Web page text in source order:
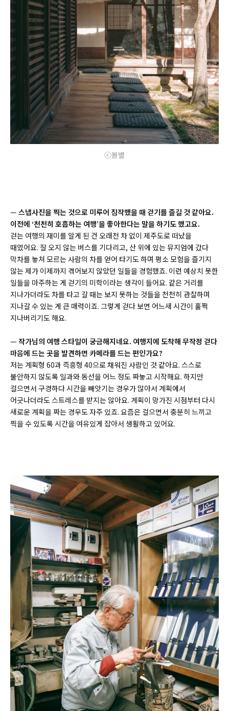
ⓒ봄별
— 스냅사진을 찍는 것으로 미루어 짐작했을 때 걷기를 즐길 것 같아요.
이전에 ‘천천히 호흡하는 여행’을 좋아한다는 말을 하기도 했고요.
걷는 여행의 재미를 알게 된 건 오래전 차 없이 제주도로 떠났을
때였어요. 잘 오지 않는 버스를 기다리고, 산 위에 있는 뮤지엄에 갔다
막차를 놓쳐 모르는 사람의 차를 얻어 타기도 하며 평소 모험을 즐기지
않는 제가 이제까지 겪어보지 않았던 일들을 경험했죠. 이런 예상치 못한
일들을 마주하는 게 걷기의 미학이라는 생각이 들어요. 같은 거리를
지나가더라도 차를 타고 갈 때는 보지 못하는 것들을 천천히 관찰하며
지나갈 수 있는 게 큰 매력이죠. 그렇게 걷다 보면 어느새 시간이 훌쩍
지나버리기도 해요.
— 작가님의 여행 스타일이 궁금해지네요. 여행지에 도착해 무작정 걷다
마음에 드는 곳을 발견하면 카메라를 드는 편인가요?
저는 계획형 60과 즉흥형 40으로 채워진 사람인 것 같아요. 스스로
불안하지 않도록 일과와 동선을 어느 정도 짜놓고 시작해요. 하지만
걸으면서 구경하다 시간을 빼앗기는 경우가 많아서 계획에서
어긋나더라도 스트레스를 받지는 않아요. 계획이 망가진 시점부터 다시
새로운 계획을 짜는 경우도 자주 있죠. 요즘은 걸으면서 충분히 느끼고
찍을 수 있도록 시간을 여유있게 잡아서 생활하고 있어요.